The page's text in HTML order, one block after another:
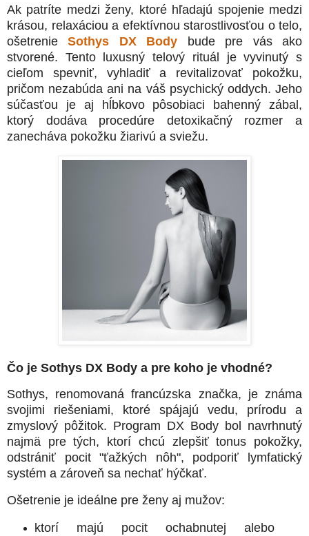
Ak patríte medzi ženy, ktoré hľadajú spojenie medzi
krásou, relaxáciou a efektívnou starostlivosťou o telo,
ošetrenieSothys DX Body bude pre vás ako
stvorené. Tento luxusný telový rituál je vyvinutý s
cieľom spevniť, vyhladiť a revitalizovať pokožku,
pričom nezabúda ani na váš psychický oddych. Jeho
súčasťou je aj hĺbkovo pôsobiaci bahenný zábal,
ktorý dodáva procedúre detoxikačný rozmer a
zanecháva pokožku žiarivú a sviežu.
Čo je Sothys DX Body a pre koho je vhodné?
Sothys, renomovaná francúzska značka, je známa
svojimi riešeniami, ktoré spájajú vedu, prírodu a
zmyslový pôžitok. Program DX Body bol navrhnutý
najmä pre tých, ktorí chcú zlepšiť tonus pokožky,
odstrániť pocit "ťažkých nôh", podporiť lymfatický
systém a zároveň sa nechať hýčkať.
Ošetrenie je ideálne pre ženy aj mužov:
ktorí majú pocit ochabnutej alebo